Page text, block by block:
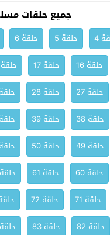
جميع حلقات
4 حلقة 5 حلقة 6
حلقة 16 حلقة 17 حلقة
حلقة 27 حلقة 28 حلقة
حلقة 38 حلقة 39 حلقة
حلقة 49 حلقة 50 حلقة 51
حلقة 60 حلقة 61 حلقة 62
حلقة 71 حلقة 72 حلقة
حلقة 82 حلقة 83 حلقة 84